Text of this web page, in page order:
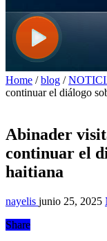
Home / blog /
continuar el diálogo
Abinader
continuar el
haitiana
nayelis junio 25, 2025
Share